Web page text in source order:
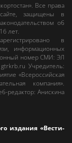
. Все права
защищены в
об
лет.
в
информационных
номер СМИ: ЭЛ
gtrkrb.ru Учредитель:
«Всероссийская
компания».
редактор:Анискина
издания «Вести-